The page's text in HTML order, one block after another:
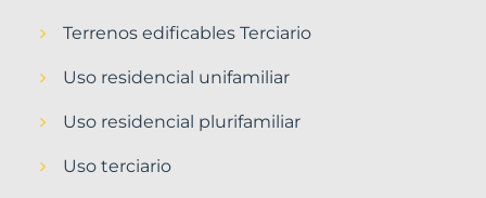
Terrenos edificables Terciario
Uso residencial unifamiliar
Uso residencial plurifamiliar
Uso terciario